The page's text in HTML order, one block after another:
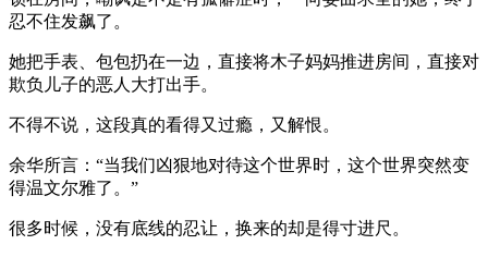
忍不住发飙了。
她把手表、包包扔在一边，直接将木子妈妈推进房间，直接对
欺负儿子的恶人大打出手。
不得不说，这段真的看得又过瘾，又解恨。
余华所言：“当我们凶狠地对待这个世界时，这个世界突然变
得温文尔雅了。”
很多时候，没有底线的忍让，换来的却是得寸进尺。